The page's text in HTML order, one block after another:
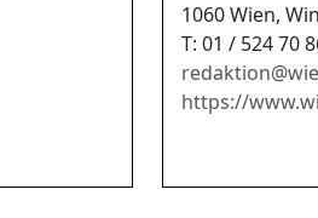
1060 Wien,
T: 01 / 524 70
redaktion@
https://